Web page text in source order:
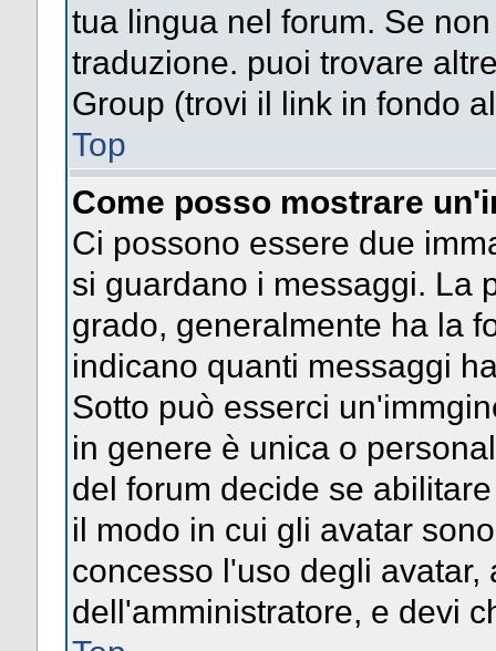
tua lingua nel forum. Se
traduzione. puoi trovare
Group (trovi il link in fondo
Top
Come posso mostrare
Ci possono essere due
si guardano i messaggi. La
grado, generalmente ha la
indicano quanti messaggi
Sotto può esserci
in genere è unica o
del forum decide se
il modo in cui gli avatar
concesso l'uso degli
dell'amministratore, e devi